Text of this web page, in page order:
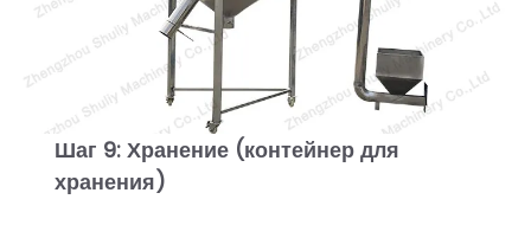
Шаг 9: Хранение (контейнер для
хранения)